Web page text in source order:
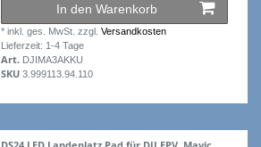
In den Warenkorb
*inkl. ges. MwSt. zzgl.Versandkosten
Lieferzeit: 1-4 Tage
Art. DJIMA3AKKU
SKU3.999113.94.110